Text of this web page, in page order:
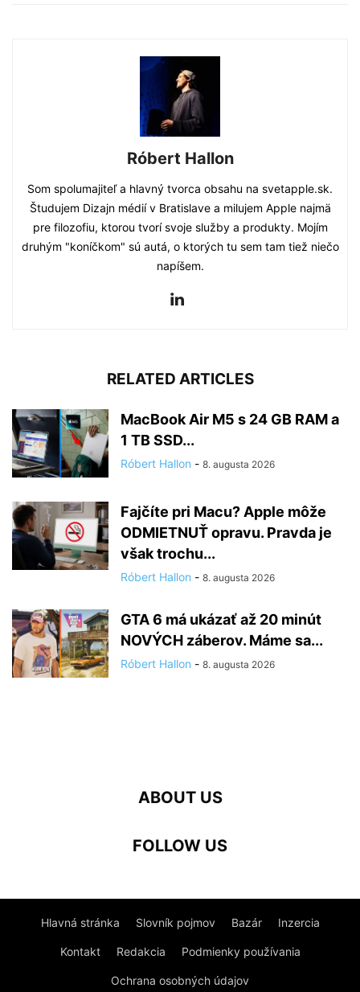
Róbert Hallon
Som spolumajiteľ a hlavný tvorca obsahu na svetapple.sk.
Študujem Dizajn médií v Bratislave a milujem Apple najmä
pre filozofiu, ktorou tvorí svoje služby a produkty. Mojím
druhým "koníčkom" sú autá, o ktorých tu sem tam tiež niečo
napíšem.
RELATED ARTICLES
MacBook Air M5 s 24 GB RAM a
1 TB SSD...
Róbert Hallon - 8. augusta 2026
Fajčíte pri Macu? Apple môže
ODMIETNUŤ opravu. Pravda je
však trochu...
Róbert Hallon - 8. augusta 2026
GTA 6 má ukázať až 20 minút
NOVÝCH záberov. Máme sa...
Róbert Hallon - 8. augusta 2026
ABOUT US
FOLLOW US
Hlavná stránka Slovník pojmov Bazár Inzercia
Kontakt Redakcia Podmienky používania
Ochrana osobných údajov